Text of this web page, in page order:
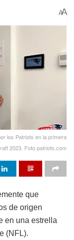
AA
los Patriots en la primera
2023. Foto patriots.com
que
de origen
en una estrella
(NFL).